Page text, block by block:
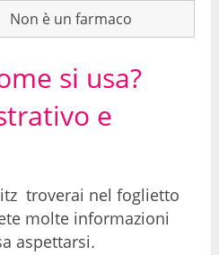
Non è un farmaco
si usa?
e
troverai nel foglietto
molte informazioni
aspettarsi.